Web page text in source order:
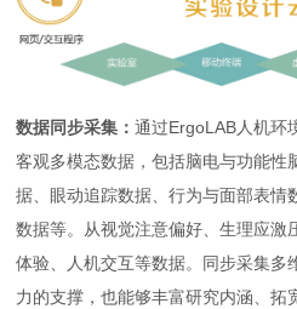
数据同步采集：通过ErgoLAB人机环
客观多模态数据，包括脑电与功能性
据、眼动追踪数据、行为与面部表情
数据等。从视觉注意偏好、生理应激
体验、人机交互等数据。同步采集多
力的支撑，也能够丰富研究内涵、拓